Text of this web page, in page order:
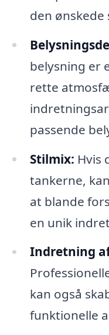
den ønskede
belysning er
rette
passende
Stilmix: Hvis
tankerne,
at blande
en unik
Indretning
kan også
funktionelle